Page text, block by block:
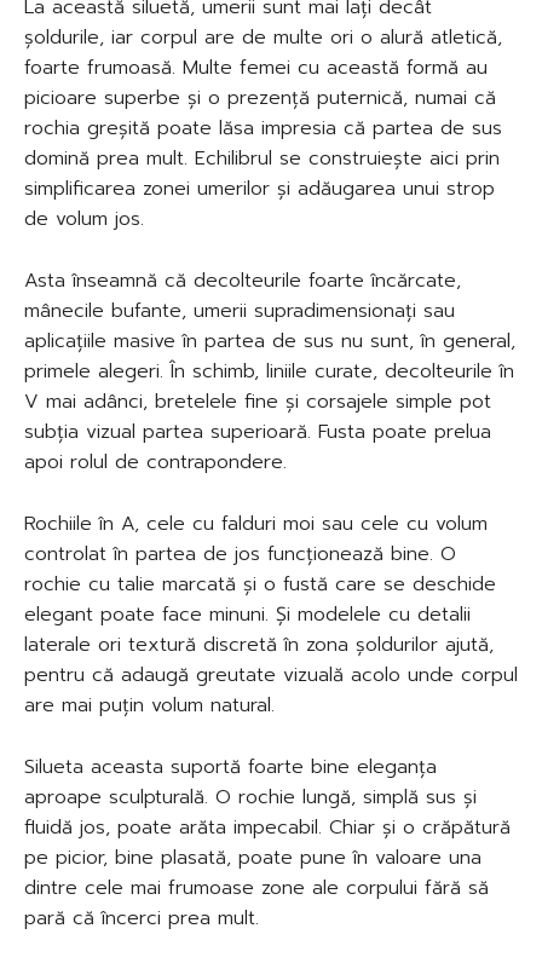
La această siluetă, umerii sunt mai lați decât
șoldurile, iar corpul are de multe ori o alură atletică,
foarte frumoasă. Multe femei cu această formă au
picioare superbe și o prezență puternică, numai că
rochia greșită poate lăsa impresia că partea de sus
domină prea mult. Echilibrul se construiește aici prin
simplificarea zonei umerilor și adăugarea unui strop
de volum jos.
Asta înseamnă că decolteurile foarte încărcate,
mânecile bufante, umerii supradimensionați sau
aplicațiile masive în partea de sus nu sunt, în general,
primele alegeri. În schimb, liniile curate, decolteurile în
V mai adânci, bretelele fine și corsajele simple pot
subția vizual partea superioară. Fusta poate prelua
apoi rolul de contrapondere.
Rochiile în A, cele cu falduri moi sau cele cu volum
controlat în partea de jos funcționează bine. O
rochie cu talie marcată și o fustă care se deschide
elegant poate face minuni. Și modelele cu detalii
laterale ori textură discretă în zona șoldurilor ajută,
pentru că adaugă greutate vizuală acolo unde corpul
are mai puțin volum natural.
Silueta aceasta suportă foarte bine eleganța
aproape sculpturală. O rochie lungă, simplă sus și
fluidă jos, poate arăta impecabil. Chiar și o crăpătură
pe picior, bine plasată, poate pune în valoare una
dintre cele mai frumoase zone ale corpului fără să
pară că încerci prea mult.